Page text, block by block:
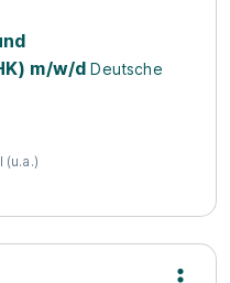
m/w/d Deutsche
(u.a.)